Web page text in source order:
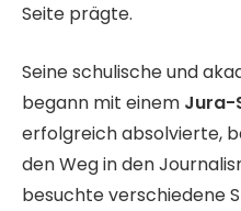
Seite prägte.
Seine schulische und
begann mit einem Jura-
erfolgreich absolvierte,
den Weg in den
besuchte verschiedene